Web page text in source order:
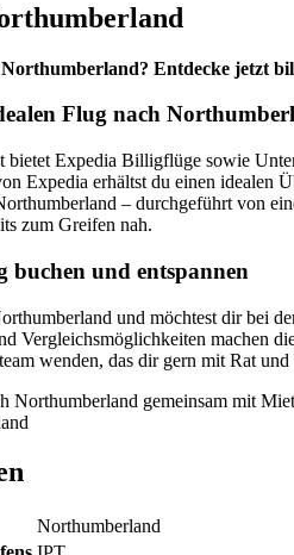
Entdecke jetzt
Flug nach
bietet Expedia Billigflüge sowie
Expedia erhältst du einen idealen
– durchgeführt von
zum Greifen nah.
und entspannen
und möchtest dir bei
Vergleichsmöglichkeiten machen
wenden, das dir gern mit Rat
Northumberland gemeinsam mit
Northumberland